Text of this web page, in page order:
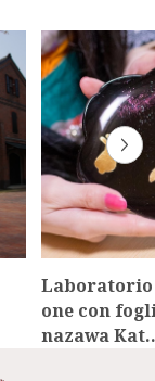
one con
nazawa